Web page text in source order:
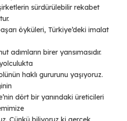
sürdürülebilir rekabet
öyküleri, Türkiye’deki imalat
adımların birer yansımasıdır.
haklı gururunu yaşıyoruz.
dört bir yanındaki üreticileri